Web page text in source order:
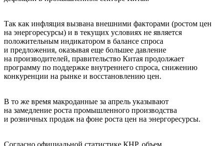
Так как инфляция вызвана внешними факторами (ростом цен
на энергоресурсы) и в текущих условиях не является
положительным индикатором в балансе спроса
и предложения, оказывая еще большее давление
на производителей, правительство Китая продолжает
программу по поддержке внутреннего спроса, снижению
конкуренции на рынке и восстановлению цен.
В то же время макроданные за апрель указывают
на замедление роста промышленного производства
и розничных продаж на фоне роста цен на энергоресурсы.
Согласно официальной статистике КНР, объем